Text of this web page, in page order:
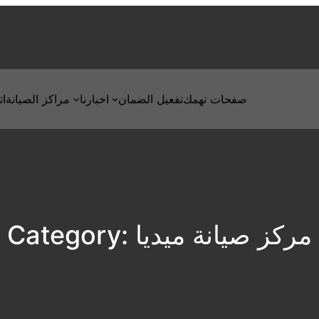
مراكز الصيانة اخبارنا تفعيل الضمانصفحات تهمك
Category: مركز صيانة ميديا